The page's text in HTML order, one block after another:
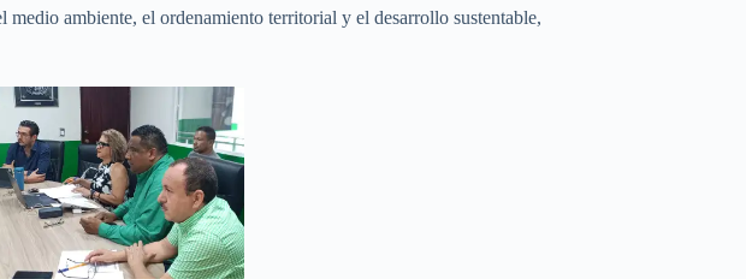
ambiente, el ordenamiento territorial y el desarrollo sustentable,